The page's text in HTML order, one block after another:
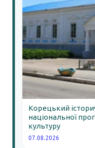
Корецький
національної
культуру
07.08.2026